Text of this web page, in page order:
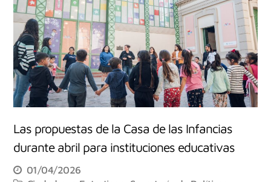
Las propuestas de la Casa de las Infancias
durante abril para instituciones educativas
01/04/2026